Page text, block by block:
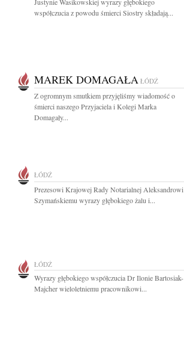
współczucia z powodu śmierci Siostry składają...
MAREK DOMAGAŁA ŁÓDŹ
Z ogromnym smutkiem przyjęliśmy wiadomość o
śmierci naszego Przyjaciela i Kolegi Marka
Domagały...
ŁÓDŹ
Prezesowi Krajowej Rady Notarialnej Aleksandrowi
Szymańskiemu wyrazy głębokiego żalu i...
ŁÓDŹ
Wyrazy głębokiego współczucia Dr Ilonie Bartosiak-
Majcher wieloletniemu pracownikowi...